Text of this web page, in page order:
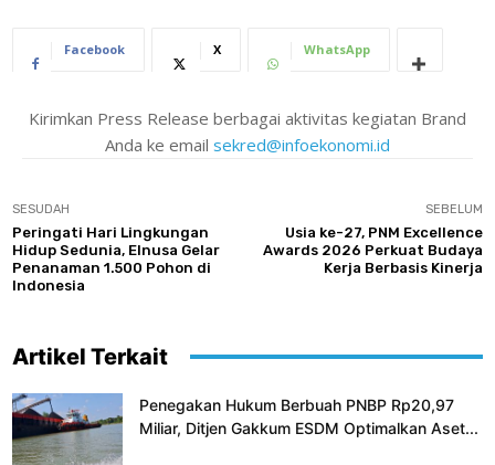
Facebook X WhatsApp
Kirimkan Press Release berbagai aktivitas kegiatan Brand
Anda ke email sekred@infoekonomi.id
SESUDAH
Peringati Hari Lingkungan
Hidup Sedunia, Elnusa Gelar
Penanaman 1.500 Pohon di
Indonesia
SEBELUM
Usia ke-27, PNM Excellence
Awards 2026 Perkuat Budaya
Kerja Berbasis Kinerja
Artikel Terkait
Penegakan Hukum Berbuah PNBP Rp20,97
Miliar, Ditjen Gakkum ESDM Optimalkan Aset...